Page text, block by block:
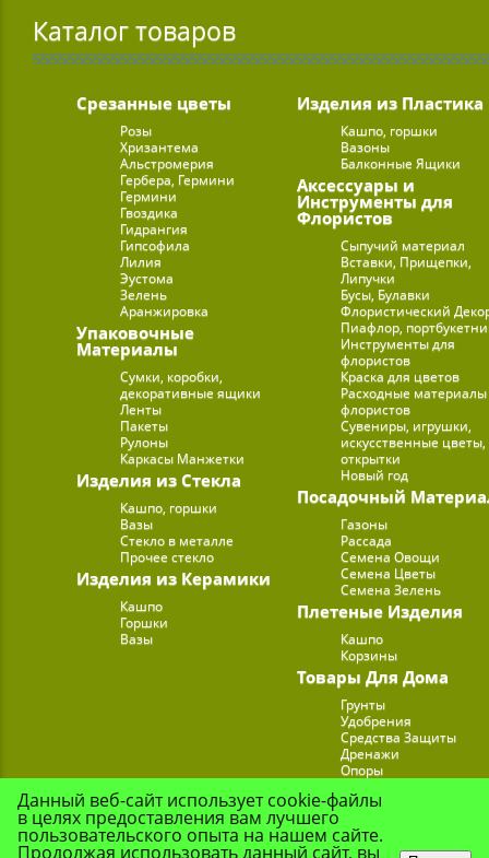
Каталог товаров
Срезанные цветы
Розы
Хризантема
Альстромерия
Гербера, Гермини
Гермини
Гвоздика
Гидрангия
Гипсофила
Лилия
Эустома
Зелень
Аранжировка
Упаковочные
Материалы
Сумки, коробки,
декоративные ящики
Ленты
Пакеты
Рулоны
Каркасы Манжетки
Изделия из Стекла
Кашпо, горшки
Вазы
Стекло в металле
Прочее стекло
Изделия из Керамики
Кашпо
Горшки
Вазы
Изделия из Пластика
Кашпо, горшки
Вазоны
Балконные Ящики
Аксессуары и
Инструменты для
Флористов
Сыпучий материал
Вставки, Прищепки,
Липучки
Бусы, Булавки
Флористический
Пиафлор,
Инструменты для
флористов
Краска для цветов
Расходные
флористов
Сувениры, игрушки,
искусственные цветы,
открытки
Новый год
Посадочный
Газоны
Рассада
Семена Овощи
Семена Цветы
Семена Зелень
Плетеные Изделия
Кашпо
Корзины
Товары Для Дома
Грунты
Удобрения
Средства Защиты
Дренажи
Опоры
Подставки для Цветов
Данный веб-сайт использует cookie-файлы
в целях предоставления вам лучшего
пользовательского опыта на нашем сайте.
Продолжая использовать данный сайт, вы